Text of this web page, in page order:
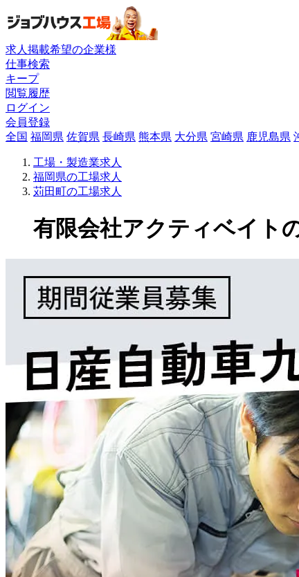
求人掲載希望の企業様
仕事検索
キープ
閲覧履歴
ログイン
会員登録
全国 福岡県 佐賀県 長崎県 熊本県 大分県 宮崎県 鹿児島県
工場・製造業求人
福岡県の工場求人
苅田町の工場求人
有限会社アクティベイト